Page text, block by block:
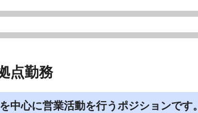
点勤務
中心に営業活動を行うポジションです。